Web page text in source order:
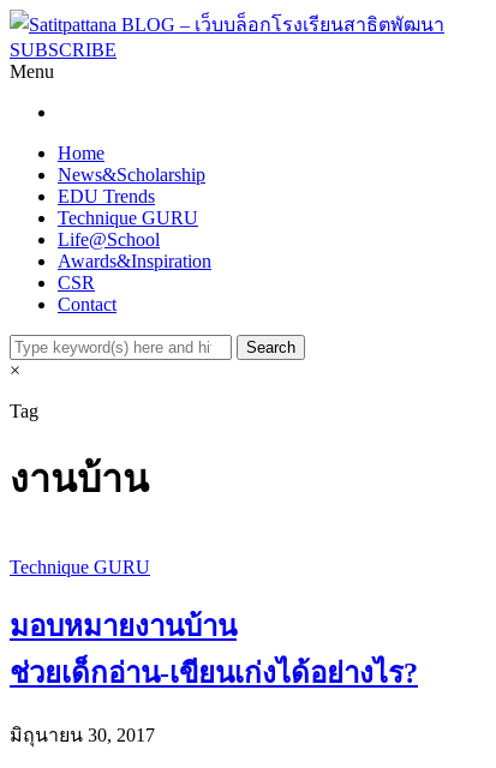
SUBSCRIBE
Menu
Home
News&Scholarship
EDU Trends
Technique GURU
Life@School
Awards&Inspiration
CSR
Contact
×
Tag
งานบ้าน
Technique GURU
มอบหมายงานบ้าน
ช่วยเด็กอ่าน-เขียนเก่งได้อย่างไร?
มิถุนายน 30, 2017